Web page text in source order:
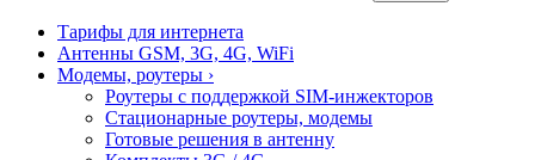
Тарифы для интернета
Антенны GSM, 3G, 4G, WiFi
Модемы, роутеры ›
Роутеры с поддержкой SIM-инжекторов
Стационарные роутеры, модемы
Готовые решения в антенну